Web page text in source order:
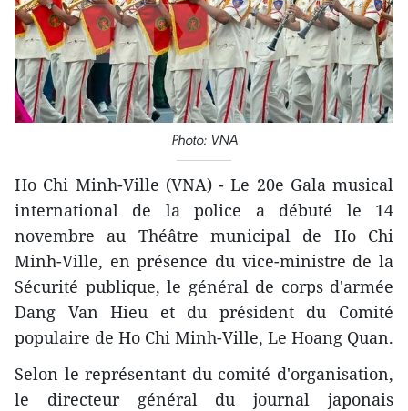
Photo: VNA
Ho Chi Minh-Ville (VNA) - Le 20e Gala musical
international de la police a débuté le 14
novembre au Théâtre municipal de Ho Chi
Minh-Ville, en présence du vice-ministre de la
Sécurité publique, le général de corps d'armée
Dang Van Hieu et du président du Comité
populaire de Ho Chi Minh-Ville, Le Hoang Quan.
Selon le représentant du comité d'organisation,
le directeur général du journal japonais